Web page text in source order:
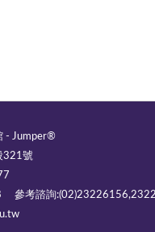
- Jumper®
321號
參考諮詢